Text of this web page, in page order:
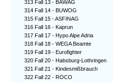
313 Fall 13 - BAWAG
314 Fall 14 - BUWOG
315 Fall 15 - ASFINAG
316 Fall 16 - Kaprun
317 Fall 17 - Hypo Alpe Adria
318 Fall 18 - WEGA Beamte
319 Fall 19 - Eurofighter
320 Fall 20 - Habsburg-Lothringen
321 Fall 21 - Kindesmißbrauch
322 Fall 22 - ROCO